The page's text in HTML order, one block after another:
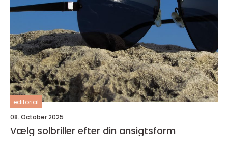
editorial
08. October 2025
Vælg solbriller efter din ansigtsform